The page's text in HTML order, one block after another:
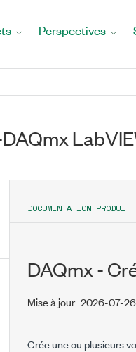
Perspectives
DOCUMENTATION PRODUIT
DAQmx -
Mise à jour 2026-07-26
Crée une ou plusieurs